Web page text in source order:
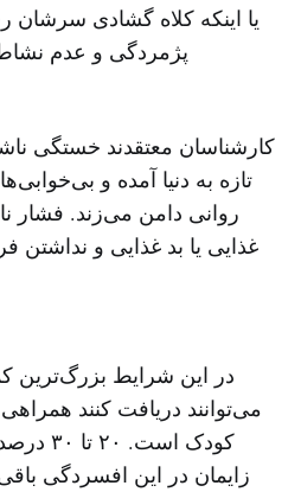
یا اینکه کلاه گشادی سرشان
پژمردگی و عدم نشاط
کار‌شناسان معتقدند خستگی
تازه به دنیا آمده و
روانی دامن می‌زند. فشار
غذایی یا بد غذایی و نداشتن
در این شرایط بزرگ‌ترین
می‌توانند دریافت کنند
کودک
زایمان در این افسردگی